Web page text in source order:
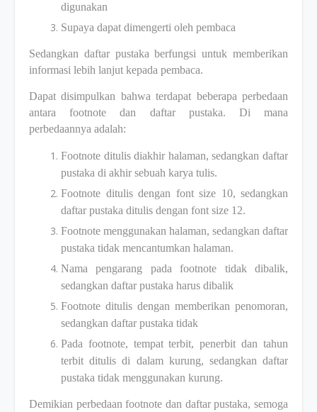
digunakan
Supaya dapat dimengerti oleh pembaca
Sedangkan daftar pustaka berfungsi untuk memberikan
informasi lebih lanjut kepada pembaca.
Dapat disimpulkan bahwa terdapat beberapa perbedaan
antara footnote dan daftar pustaka. Di mana
perbedaannya adalah:
Footnote ditulis diakhir halaman, sedangkan daftar
pustaka di akhir sebuah karya tulis.
Footnote ditulis dengan font size 10, sedangkan
daftar pustaka ditulis dengan font size 12.
Footnote menggunakan halaman, sedangkan daftar
pustaka tidak mencantumkan halaman.
Nama pengarang pada footnote tidak dibalik,
sedangkan daftar pustaka harus dibalik
Footnote ditulis dengan memberikan penomoran,
sedangkan daftar pustaka tidak
Pada footnote, tempat terbit, penerbit dan tahun
terbit ditulis di dalam kurung, sedangkan daftar
pustaka tidak menggunakan kurung.
Demikian perbedaan footnote dan daftar pustaka, semoga